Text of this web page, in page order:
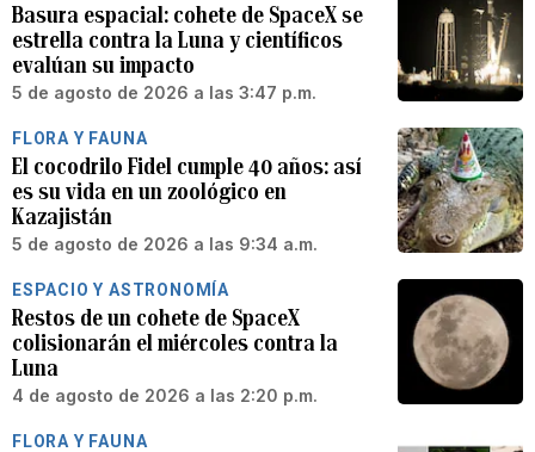
Basura espacial: cohete de SpaceX se
estrella contra la Luna y científicos
evalúan su impacto
5 de agosto de 2026 a las 3:47 p.m.
FLORA Y FAUNA
El cocodrilo Fidel cumple 40 años: así
es su vida en un zoológico en
Kazajistán
5 de agosto de 2026 a las 9:34 a.m.
ESPACIO Y ASTRONOMÍA
Restos de un cohete de SpaceX
colisionarán el miércoles contra la
Luna
4 de agosto de 2026 a las 2:20 p.m.
FLORA Y FAUNA